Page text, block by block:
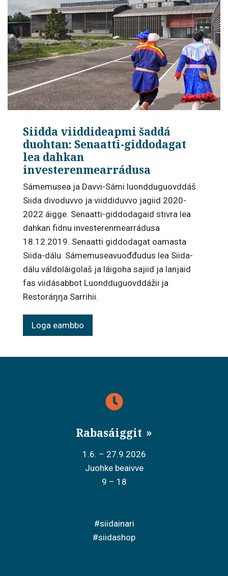
Siidda viiddideapmi šaddá
duohtan: Senaatti-giddodagat
lea dahkan
investerenmearrádusa
Sámemusea ja Davvi-Sámi luondduguovddáš
Siida divoduvvo ja viiddiduvvo jagiid 2020-
2022 áigge. Senaatti-giddodagaid stivra lea
dahkan fidnu investerenmearrádusa
18.12.2019. Senaatti giddodagat oamasta
Siida-dálu. Sámemuseavuođđudus lea Siida-
dálu váldoláigolaš ja láigoha sajiid ja lanjaid
fas viidásabbot Luondduguovddážii ja
Restoráŋŋa Sarrihii.
Loga eambbo
Rabasáiggit
1.6. – 27.9.2026
Juohke beaivve
9 – 18
#siidainari
#siidashop